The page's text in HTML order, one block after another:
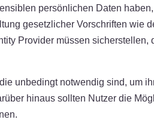
persönlichen Daten
gesetzlicher Vorschriften wie
Provider müssen sicherstellen,
unbedingt notwendig sind, um
hinaus sollten Nutzer die